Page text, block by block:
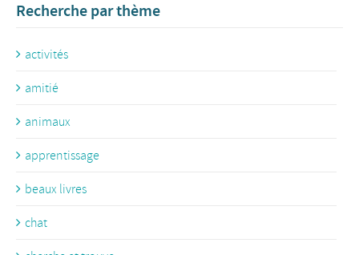
Recherche par thème
activités
amitié
animaux
apprentissage
beaux livres
chat